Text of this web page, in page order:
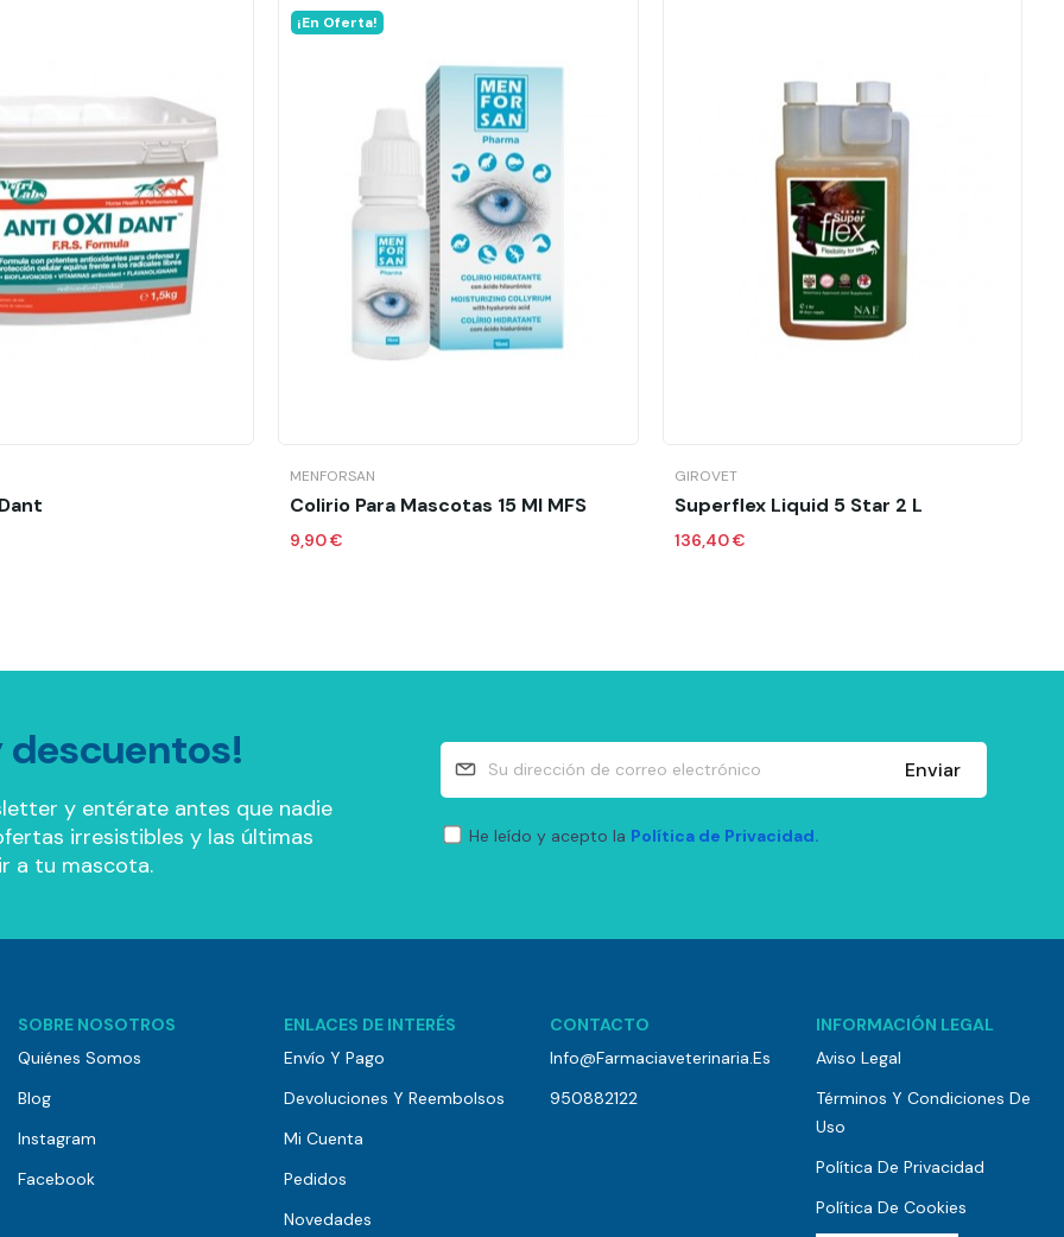
¡En Oferta!
MENFORSAN
Colirio Para Mascotas 15 Ml MFS
9,90 €
GIROVET
Superflex Liquid 5 Star 2 L
136,40 €
descuentos!
y entérate antes que nadie
irresistibles y las últimas
a tu mascota.
Enviar
He leído y acepto la Política de Privacidad.
SOBRE NOSOTROS
Quiénes Somos
Blog
Instagram
Facebook
ENLACES DE INTERÉS
Envío Y Pago
Devoluciones Y Reembolsos
Mi Cuenta
Pedidos
Novedades
CONTACTO
Info@farmaciaveterinaria.es
950882122
INFORMACIÓN LEGAL
Aviso Legal
Términos Y Condiciones De
Uso
Política De Privacidad
Política De Cookies